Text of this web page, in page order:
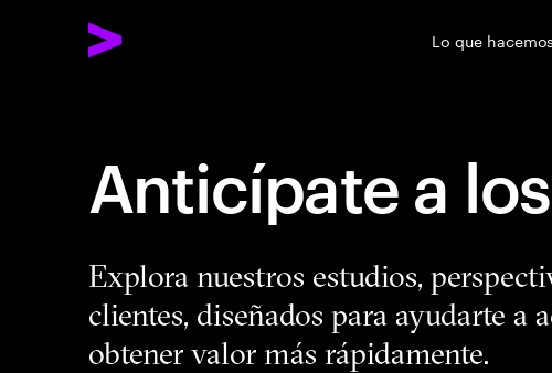
Lo que
Anticípate a
Explora nuestros estudios,
clientes, diseñados para ayudarte a
obtener valor más rápidamente.